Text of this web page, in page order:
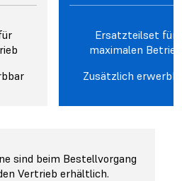
Ersatzteilset für
maximalen Betrieb
Zusätzlich
sind beim Bestellvorgang
Vertrieb erhältlich.